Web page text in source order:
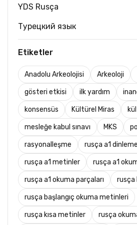
YDS Rusça
Турецкий язык
Etiketler
Anadolu Arkeolojisi Arkeoloji
gösteri etkisi ilk yardım
konsensüs Kültürel Miras
mesleğe kabul sınavı MKS
rasyonalleşme rusça a1
rusça a1 metinler rusça a1
rusça a1 okuma parçaları rusça
rusça başlangıç okuma metinleri
rusça kısa metinler rusça